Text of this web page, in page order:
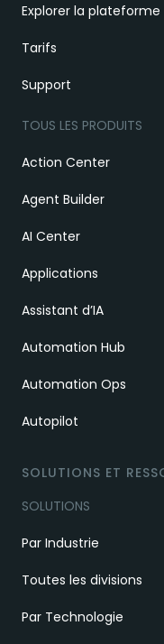
Explorer la plateforme
Tarifs
Support
TOUS LES PRODUITS
Action Center
Agent Builder
AI Center
Applications
Assistant d’IA
Automation Hub
Automation Ops
Autopilot
SOLUTIONS ET
SOLUTIONS
Par Industrie
Toutes les divisions
Par Technologie